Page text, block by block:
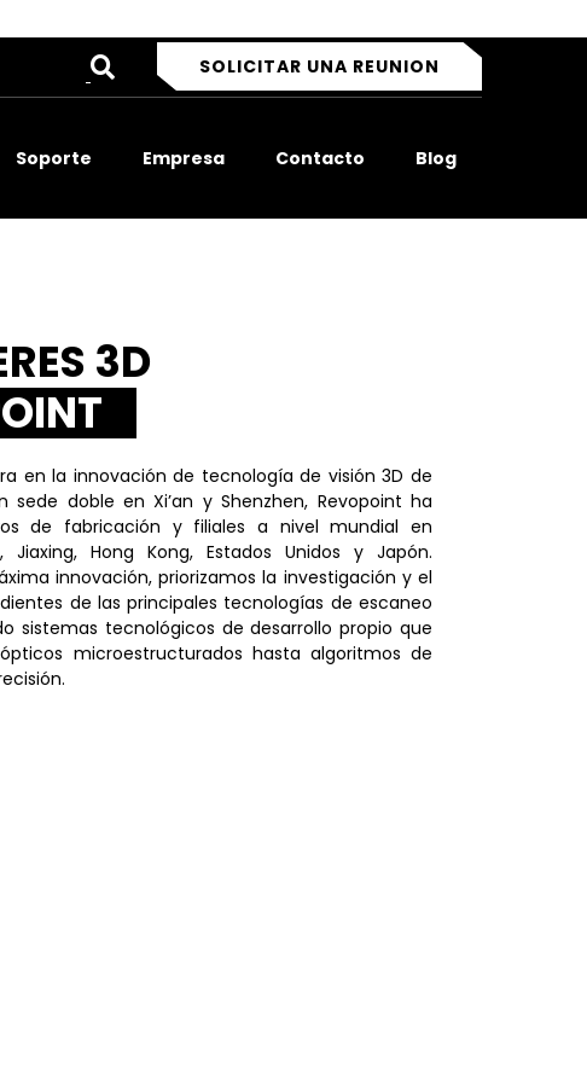
SOLICITAR UNA REUNION
Soporte Empresa Contacto Blog
3D
en la innovación de tecnología de visión 3D de
sede doble en Xi’an y Shenzhen, Revopoint ha
de fabricación y filiales a nivel mundial en
Jiaxing, Hong Kong, Estados Unidos y Japón.
innovación, priorizamos la investigación y el
de las principales tecnologías de escaneo
sistemas tecnológicos de desarrollo propio que
microestructurados hasta algoritmos de